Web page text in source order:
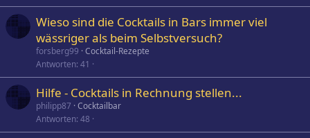
Wieso sind die Cocktails in Bars immer viel
wässriger als beim Selbstversuch?
forsberg99 Cocktail-Rezepte
Antworten 41
Hilfe - Cocktails in Rechnung stellen...
philipp87 Cocktailbar
Antworten 48